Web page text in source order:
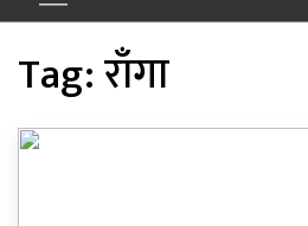
Tag:राँगा